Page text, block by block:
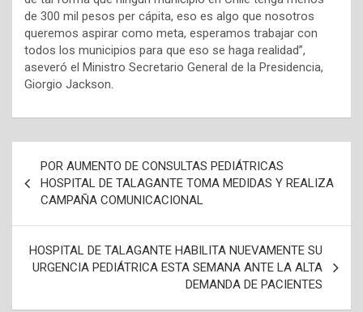
de 300 mil pesos per cápita, eso es algo que nosotros
queremos aspirar como meta, esperamos trabajar con
todos los municipios para que eso se haga realidad”,
aseveró el Ministro Secretario General de la Presidencia,
Giorgio Jackson.
e
POR AUMENTO DE CONSULTAS PEDIÁTRICAS
HOSPITAL DE TALAGANTE TOMA MEDIDAS Y REALIZA
CAMPAÑA COMUNICACIONAL
HOSPITAL DE TALAGANTE HABILITA NUEVAMENTE SU
URGENCIA PEDIÁTRICA ESTA SEMANA ANTE LA ALTA
DEMANDA DE PACIENTES